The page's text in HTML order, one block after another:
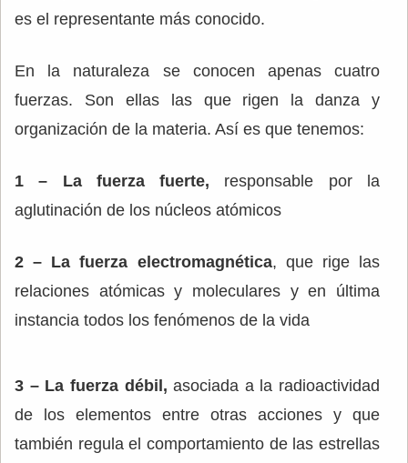
es el representante más conocido.
En la naturaleza se conocen apenas cuatro
fuerzas. Son ellas las que rigen la danza y
organización de la materia. Así es que tenemos:
1 – La fuerza fuerte, responsable por la
aglutinación de los núcleos atómicos
2 – La fuerza electromagnética, que rige las
relaciones atómicas y moleculares y en última
instancia todos los fenómenos de la vida
3 – La fuerza débil, asociada a la radioactividad
de los elementos entre otras acciones y que
también regula el comportamiento de las estrellas